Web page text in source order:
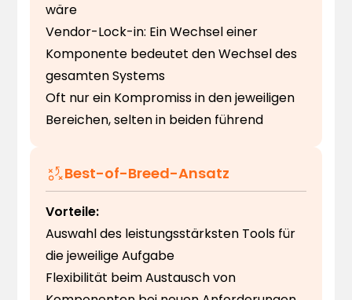
wäre
Vendor-Lock-in: Ein Wechsel einer
Komponente bedeutet den Wechsel des
gesamten Systems
Oft nur ein Kompromiss in den jeweiligen
Bereichen, selten in beiden führend
Best-of-Breed-Ansatz
Vorteile:
Auswahl des leistungsstärksten Tools für
die jeweilige Aufgabe
Flexibilität beim Austausch von